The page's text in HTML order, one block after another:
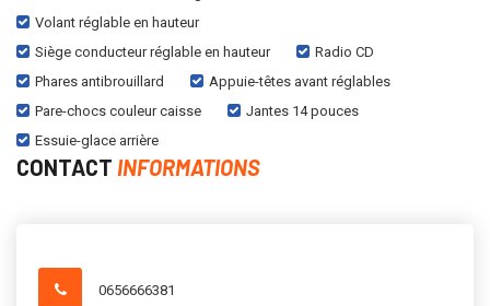
Volant réglable en hauteur
Siège conducteur réglable en hauteur
Radio CD
Phares antibrouillard
Appuie-têtes avant réglables
Pare-chocs couleur caisse
Jantes 14 pouces
Essuie-glace arrière
CONTACT INFORMATIONS
0656666381